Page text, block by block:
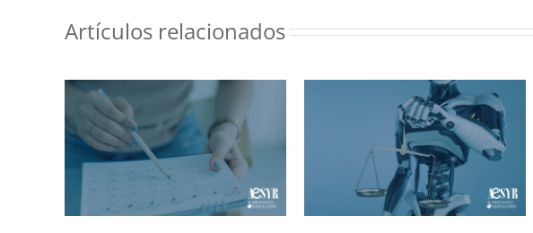
Artículos relacionados